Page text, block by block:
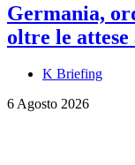
Germania,
oltre le attese
K Briefing
6 Agosto 2026